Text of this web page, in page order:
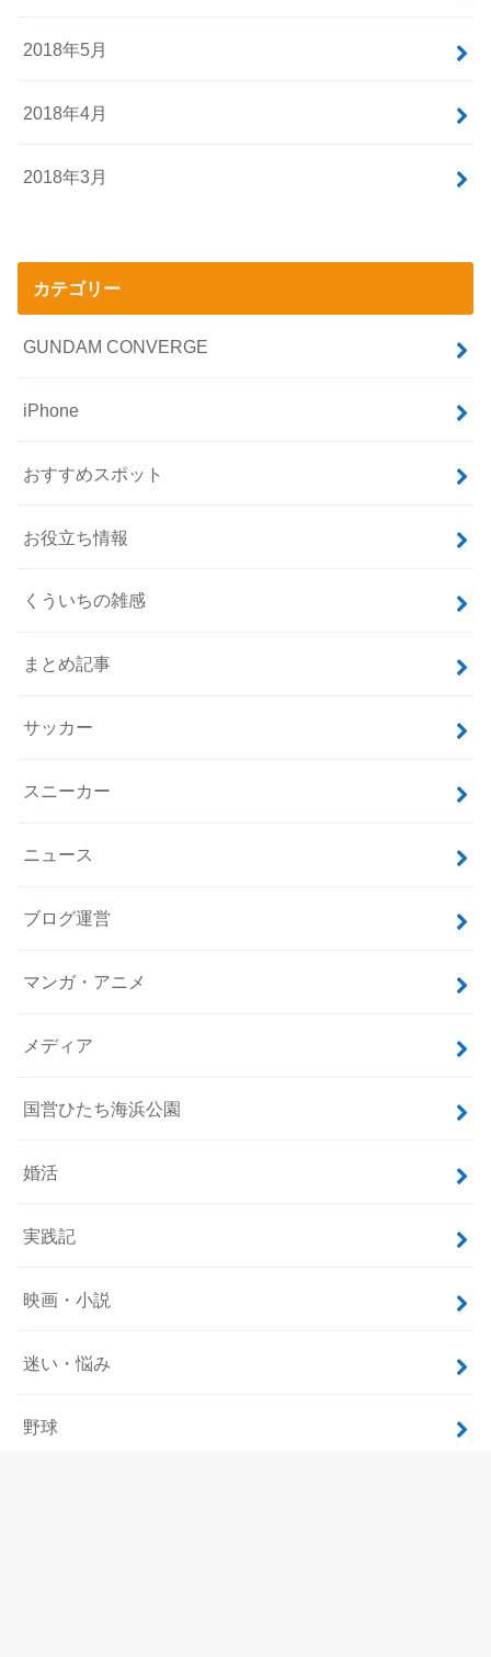
2018年5月
2018年4月
2018年3月
カテゴリー
GUNDAM CONVERGE
iPhone
おすすめスポット
お役立ち情報
くういちの雑感
まとめ記事
サッカー
スニーカー
ニュース
ブログ運営
マンガ・アニメ
メディア
国営ひたち海浜公園
婚活
実践記
映画・小説
迷い・悩み
野球